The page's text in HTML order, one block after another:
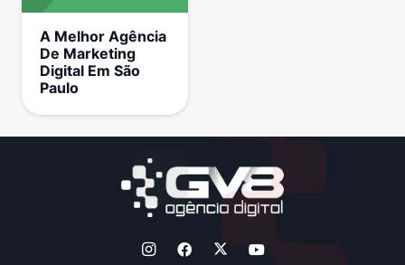
A Melhor Agência
De Marketing
Digital Em São
Paulo